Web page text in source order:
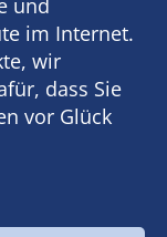
im Internet.
wir
dass Sie
vor Glück